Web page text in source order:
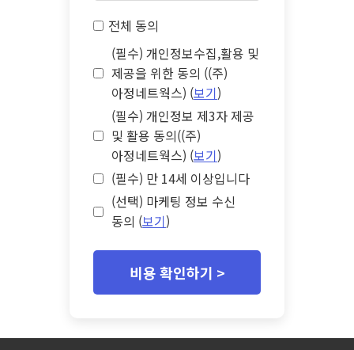
전체 동의
(필수) 개인정보수집,활용 및
제공을 위한 동의 ((주)
아정네트웍스) (보기)
(필수) 개인정보 제3자 제공
및 활용 동의((주)
아정네트웍스) (보기)
(필수) 만 14세 이상입니다
(선택) 마케팅 정보 수신
동의 (보기)
비용 확인하기 >